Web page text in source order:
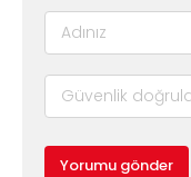
Yorumu gönder